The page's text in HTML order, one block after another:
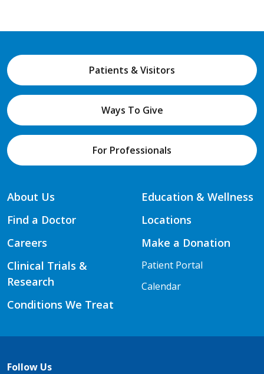
Patients & Visitors
Ways To Give
For Professionals
About Us
Find a Doctor
Careers
Clinical Trials &
Research
Conditions We Treat
Education & Wellness
Locations
Make a Donation
Patient Portal
Calendar
Follow Us